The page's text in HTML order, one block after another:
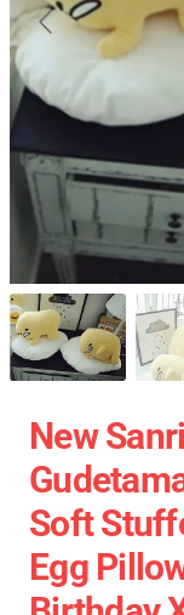
New
Soft
Egg